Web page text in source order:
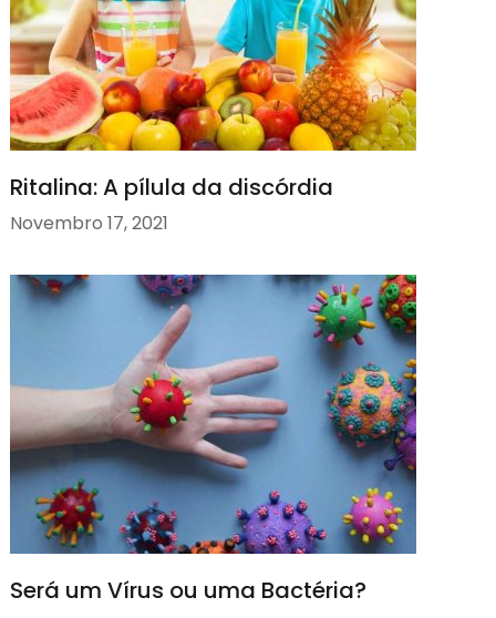
Ritalina: A pílula da discórdia
Novembro 17, 2021
Será um Vírus ou uma Bactéria?